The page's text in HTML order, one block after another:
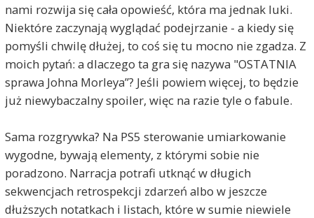
nami rozwija się cała opowieść, która ma jednak luki.
Niektóre zaczynają wyglądać podejrzanie - a kiedy się
pomyśli chwilę dłużej, to coś się tu mocno nie zgadza. Z
moich pytań: a dlaczego ta gra się nazywa "OSTATNIA
sprawa Johna Morleya”? Jeśli powiem więcej, to będzie
już niewybaczalny spoiler, więc na razie tyle o fabule.
Sama rozgrywka? Na PS5 sterowanie umiarkowanie
wygodne, bywają elementy, z którymi sobie nie
poradzono. Narracja potrafi utknąć w długich
sekwencjach retrospekcji zdarzeń albo w jeszcze
dłuższych notatkach i listach, które w sumie niewiele